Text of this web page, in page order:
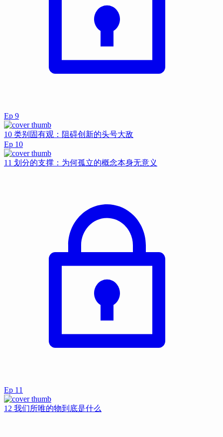
Ep 9
10 类别固有观：阻碍创新的头号大敌
Ep 10
11 划分的支撑：为何孤立的概念本身无意义
Ep 11
12 我们所唯的物到底是什么